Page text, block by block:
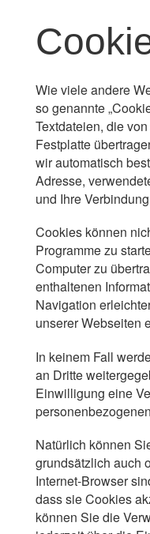
Wie viele andere
so genannte
Textdateien, die
Festplatte
wir automatisch
Adresse,
und Ihre
Cookies können
Programme zu
Computer zu
enthaltenen
Navigation
unserer Webseiten
In keinem Fall
an Dritte
Einwilligung eine
Natürlich können
grundsätzlich auch
Internet-Browser
dass sie Cookies
können Sie die